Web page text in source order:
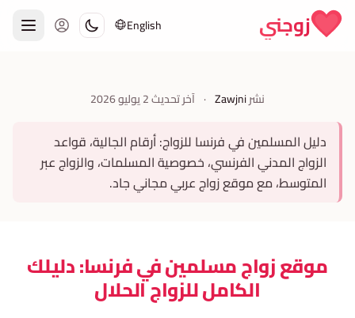
Skip to contentزوجني English
نشرZawjni
· آخر تحديث2 يوليو 2026
دليل المسلمين في فرنسا للزواج: أرقام الجالية، قواعد
الزواج المدني الفرنسي، خصوصية المسلمات، والزواج عبر
المتوسط، مع موقع زواج عربي مجاني جاد.
موقع زواج مسلمين في فرنسا: دليلك
الكامل للزواج الحلال